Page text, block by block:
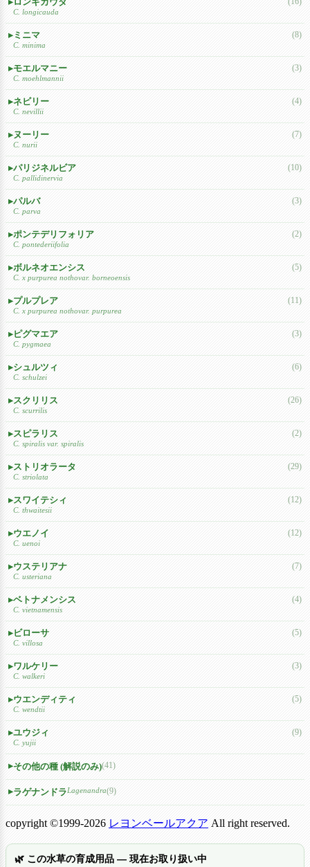
C. longicauda
ミニマ
C. minima
(8)
モエルマニー
C. moehlmannii
(3)
ネビリー
C. nevillii
(4)
ヌーリー
C. nurii
(7)
パリジネルビア
C. pallidinervia
(10)
パルバ
C. parva
(3)
ポンテデリフォリア
C. pontederiifolia
(2)
ボルネオエンシス
C. x purpurea nothovar. borneoensis
(5)
プルプレア
C. x purpurea nothovar. purpurea
(11)
ピグマエア
C. pygmaea
(3)
シュルツィ
C. schulzei
(6)
スクリリス
C. scurrilis
(26)
スピラリス
C. spiralis var. spiralis
(2)
ストリオラータ
C. striolata
(29)
スワイテシィ
C. thwaitesii
(12)
ウエノイ
C. uenoi
(12)
ウステリアナ
C. usteriana
(7)
ベトナメンシス
C. vietnamensis
(4)
ビローサ
C. villosa
(5)
ワルケリー
C. walkeri
(3)
ウエンディティ
C. wendtii
(5)
ユウジィ
C. yujii
(9)
その他の種 (解説のみ)(41)
ラゲナンドラLagenandra(9)
copyright ©1999-2026 レヨンベールアクア All right reserved.
🌿 この水草の育成用品 — 現在お取り扱い中